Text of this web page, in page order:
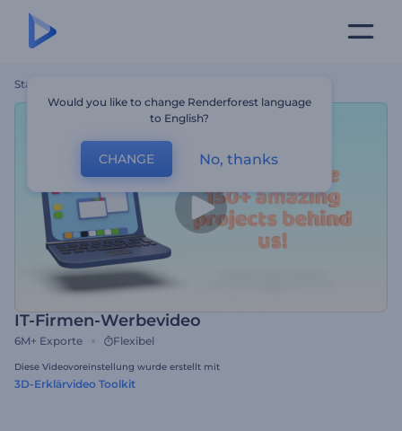
Startseite
IT-Firmen-Werbevideo
6M+ Exporte Flexibel
Diese Videovoreinstellung wurde erstellt mit
3D-Erklärvideo Toolkit
Would you like to change Renderforest language
to English?
CHANGE No, thanks